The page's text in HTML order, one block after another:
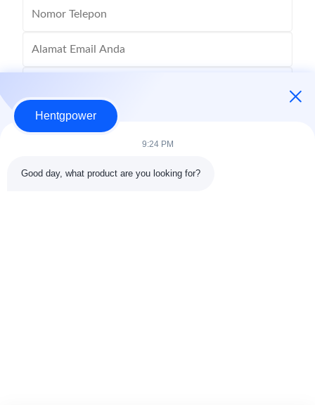
Hentgpower
9:24 PM
Good day, what product are you looking for?